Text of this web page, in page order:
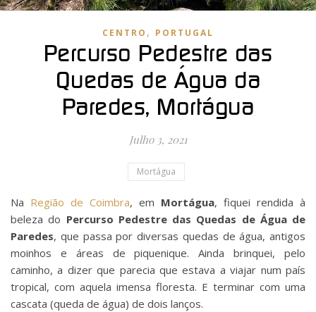
CENTRO , PORTUGAL
Percurso Pedestre das
Quedas de Água da
Paredes, Mortágua
Julho 3, 2021
Mortágua
Na Região de Coimbra, em Mortágua, fiquei rendida à
beleza do Percurso Pedestre das Quedas de Água de
Paredes, que passa por diversas quedas de água, antigos
moinhos e áreas de piquenique. Ainda brinquei, pelo
caminho, a dizer que parecia que estava a viajar num país
tropical, com aquela imensa floresta. E terminar com uma
cascata (queda de água) de dois lanços.